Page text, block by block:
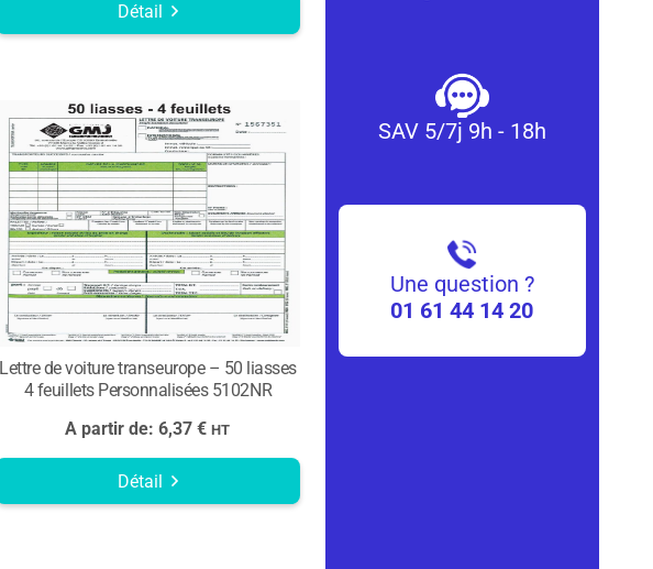
Détail
Lettre de voiture transeurope – 50 liasses
4 feuillets Personnalisées 5102NR
A partir de:6,37€ HT
Détail
SAV 5/7j 9h - 18h
Une question ?
01 61 44 14 20